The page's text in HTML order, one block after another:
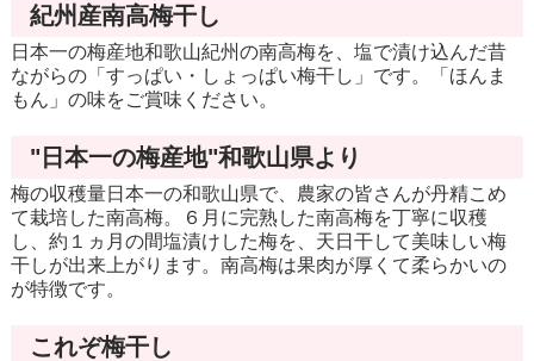
紀州産南高梅干し
日本一の梅産地和歌山紀州の南高梅を、塩で漬け込んだ昔
ながらの「すっぱい・しょっぱい梅干し」です。「ほんま
もん」の味をご賞味ください。
"日本一の梅産地"和歌山県より
梅の収穫量日本一の和歌山県で、農家の皆さんが丹精こめ
て栽培した南高梅。６月に完熟した南高梅を丁寧に収穫
し、約１ヵ月の間塩漬けした梅を、天日干して美味しい梅
干しが出来上がります。南高梅は果肉が厚くて柔らかいの
が特徴です。
これぞ梅干し